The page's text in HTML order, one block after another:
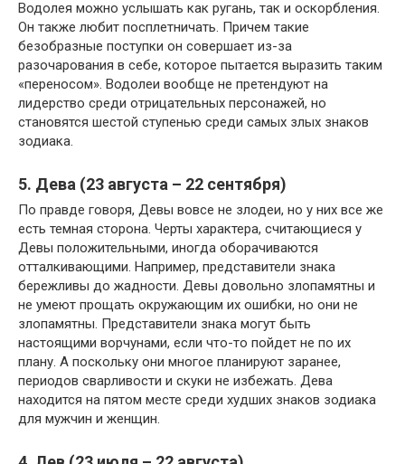
Водолея можно услышать как ругань, так и оскорбления.
Он также любит посплетничать. Причем такие
безобразные поступки он совершает из-за
разочарования в себе, которое пытается выразить таким
«переносом». Водолеи вообще не претендуют на
лидерство среди отрицательных персонажей, но
становятся шестой ступенью среди самых злых знаков
зодиака.
5. Дева (23 августа – 22 сентября)
По правде говоря, Девы вовсе не злодеи, но у них все же
есть темная сторона. Черты характера, считающиеся у
Девы положительными, иногда оборачиваются
отталкивающими. Например, представители знака
бережливы до жадности. Девы довольно злопамятны и
не умеют прощать окружающим их ошибки, но они не
злопамятны. Представители знака могут быть
настоящими ворчунами, если что-то пойдет не по их
плану. А поскольку они многое планируют заранее,
периодов сварливости и скуки не избежать. Дева
находится на пятом месте среди худших знаков зодиака
для мужчин и женщин.